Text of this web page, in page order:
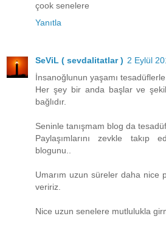
çook senelere
Yanıtla
SeViL ( sevdalitatlar ) 2 Eylül
İnsanoğlunun yaşamı
Her şey bir anda başlar ve
bağlıdır.
Seninle tanışmam blog da
Paylaşımlarını zevkle takıp
blogunu..
Umarım uzun süreler daha nice
veririz.
Nice uzun senelere mutlulukla